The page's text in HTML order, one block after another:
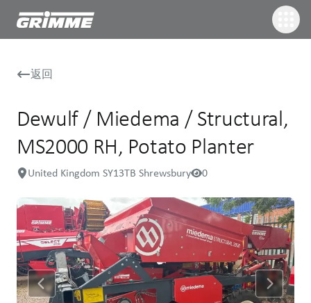
返回
Dewulf / Miedema / Structural,
MS2000 RH, Potato Planter
United Kingdom SY13TB Shrewsbury 0